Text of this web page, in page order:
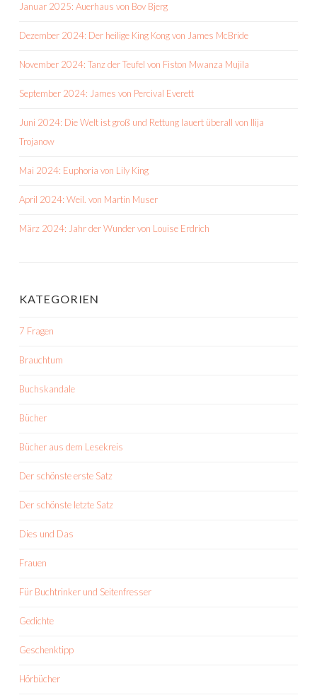
Januar 2025: Auerhaus von Bov Bjerg
Dezember 2024: Der heilige King Kong von James McBride
November 2024: Tanz der Teufel von Fiston Mwanza Mujila
September 2024: James von Percival Everett
Juni 2024: Die Welt ist groß und Rettung lauert überall von Ilija
Trojanow
Mai 2024: Euphoria von Lily King
April 2024: Weil. von Martin Muser
März 2024: Jahr der Wunder von Louise Erdrich
KATEGORIEN
7 Fragen
Brauchtum
Buchskandale
Bücher
Bücher aus dem Lesekreis
Der schönste erste Satz
Der schönste letzte Satz
Dies und Das
Frauen
Für Buchtrinker und Seitenfresser
Gedichte
Geschenktipp
Hörbücher